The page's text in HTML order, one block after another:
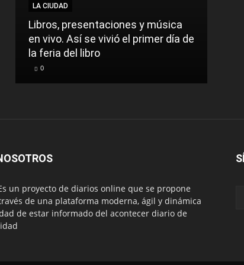
LA CIUDAD
Libros, presentaciones y música
en vivo. Así se vivió el primer día de
la feria del libro
0
un proyecto de diarios online que se propone
de una plataforma moderna, ágil y dinámica
de estar informado del acontecer diario de